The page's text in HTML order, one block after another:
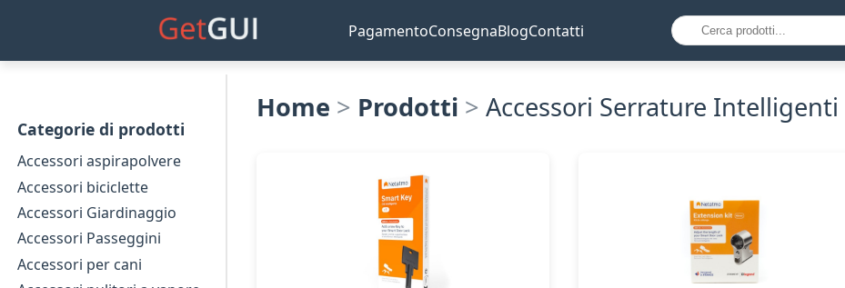
PagamentoConsegnaBlogContatti
Categorie di prodotti
Accessori aspirapolvere
Accessori biciclette
Accessori Giardinaggio
Accessori Passeggini
Accessori per cani
Home > Prodotti > Accessori Serrature Intelligenti